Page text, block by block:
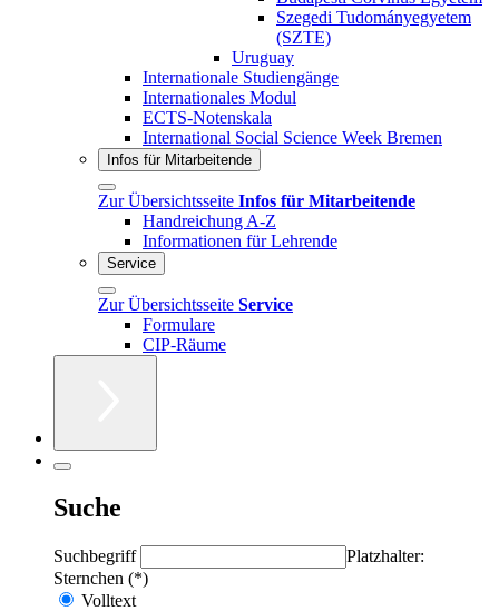
Szegedi Tudományegyetem
(SZTE)
Uruguay
Internationale Studiengänge
Internationales Modul
ECTS-Notenskala
International Social Science Week Bremen
Infos für Mitarbeitende
Zur Übersichtsseite Infos für Mitarbeitende
Handreichung A-Z
Informationen für Lehrende
Service
Zur Übersichtsseite Service
Formulare
CIP-Räume
Suche
Suchbegriff
Platzhalter:
Sternchen (*)
Volltext